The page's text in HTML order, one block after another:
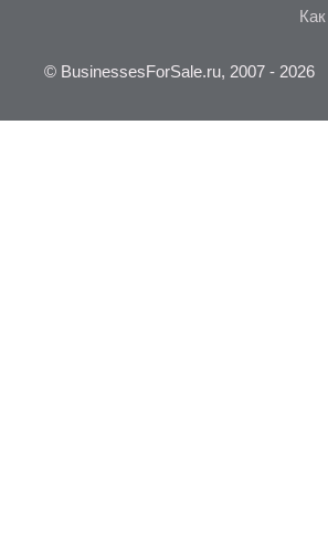
© BusinessesForSale.ru, 2007 - 2026